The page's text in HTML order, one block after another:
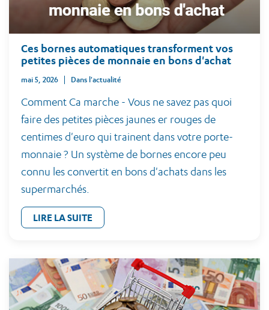
Ces bornes automatiques transforment vos
petites pièces de monnaie en bons d'achat
mai 5, 2026 Dans l'actualité
Comment Ca marche - Vous ne savez pas quoi
faire des petites pièces jaunes er rouges de
centimes d'euro qui trainent dans votre porte-
monnaie ? Un système de bornes encore peu
connu les convertit en bons d'achats dans les
supermarchés.
LIRE LA SUITE